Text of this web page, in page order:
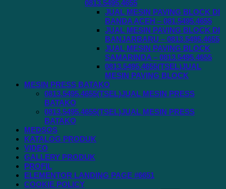
0813.5495.4655
JUAL MESIN PAVING BLOCK DI
BANDA ACEH – 081.5495.4655
JUAL MESIN PAVING BLOCK DI
BANJARBARU – 0813.5495.4655
JUAL MESIN PAVING BLOCK
SAMARINDA – 0813.5495.4655
0813.5495.4655(TSEL)JUAL
MESIN PAVING BLOCK
MESIN PRESS BATAKO
0813.5495.4655(TSEL)JUAL MESIN PRESS
BATAKO
0813.5495.4655(TSEL)JUAL MESIN PRESS
BATAKO
MEDSOS
KATALOG PRODUK
VIDEO
GALLERY PRODUK
PROFIL
ELEMENTOR LANDING PAGE #6651
COOKIE POLICY